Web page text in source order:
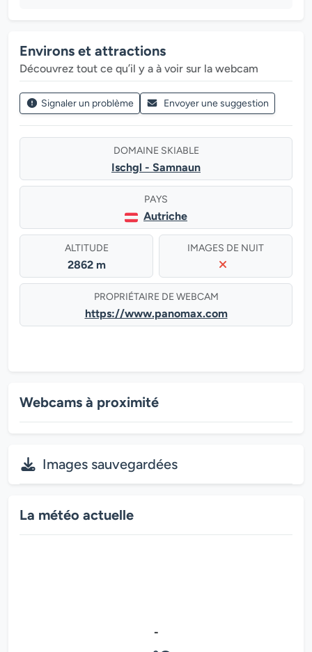
Environs et attractions
Découvrez tout ce qu’il y a à voir sur la webcam
Signaler un problème Envoyer une suggestion
DOMAINE SKIABLE
Ischgl - Samnaun
PAYS
Autriche
ALTITUDE
2862 m
IMAGES DE NUIT
PROPRIÉTAIRE DE WEBCAM
https://www.panomax.com
Webcams à proximité
Images sauvegardées
La météo actuelle
-